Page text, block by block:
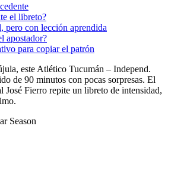
el libreto?
pero con lección aprendida
apostador?
para copiar el patrón
este Atlético Tucumán – Independ.
de 90 minutos con pocas sorpresas. El
José Fierro repite un libreto de intensidad,
Season